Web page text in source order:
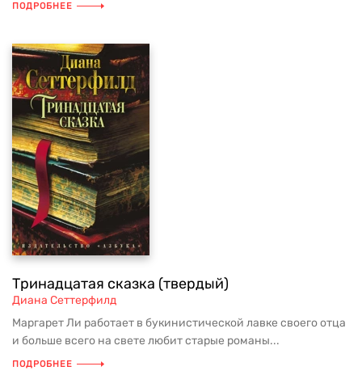
ПОДРОБНЕЕ
Тринадцатая сказка (твердый)
Диана Сеттерфилд
Маргарет Ли работает в букинистической лавке своего отца
и больше всего на свете любит старые романы...
ПОДРОБНЕЕ